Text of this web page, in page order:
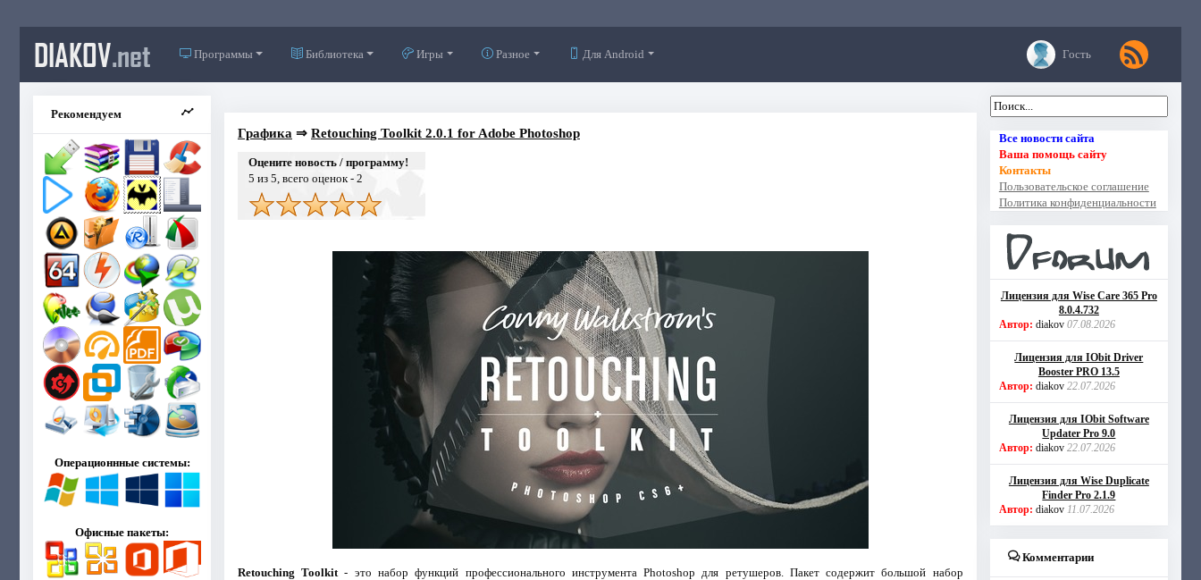
DIAKOV.net Программы Библиотека Игры Разное Для Android Гость
Рекомендуем
Операционнные системы:
Офисные пакеты:
Графика ⇒ Retouching Toolkit 2.0.1 for Adobe Photoshop
Оцените новость / программу!
5 из 5, всего оценок - 2
Retouching Toolkit - это набор функций профессионального инструмента Photoshop для ретушеров. Пакет содержит большой набор
Все новости сайта
Ваша помощь сайту
Контакты
Пользовательское соглашение
Политика конфиденциальности
Лицензия для Wise Care 365 Pro
8.0.4.732
Автор: diakov 07.08.2026
Лицензия для IObit Driver
Booster PRO 13.5
Автор: diakov 22.07.2026
Лицензия для IObit Software
Updater Pro 9.0
Автор: diakov 22.07.2026
Лицензия для Wise Duplicate
Finder Pro 2.1.9
Автор: diakov 11.07.2026
Комментарии